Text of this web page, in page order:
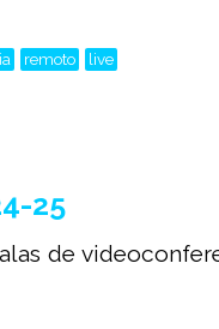
remoto live
25
de